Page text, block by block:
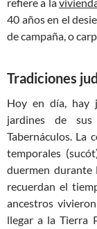
40 años en el
de campaña, o
Tradiciones
Hoy en día, hay
jardines de
Tabernáculos. La
temporales
duermen durante
recuerdan el
ancestros
llegar a la Tierra